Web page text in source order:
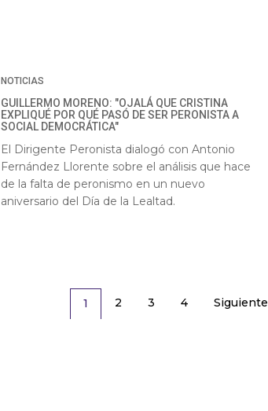
NOTICIAS
GUILLERMO MORENO: "OJALÁ QUE CRISTINA
EXPLIQUÉ POR QUÉ PASÓ DE SER PERONISTA A
SOCIAL DEMOCRÁTICA"
El Dirigente Peronista dialogó con Antonio
Fernández Llorente sobre el análisis que hace
de la falta de peronismo en un nuevo
aniversario del Día de la Lealtad.
1 2 3 4 Siguiente